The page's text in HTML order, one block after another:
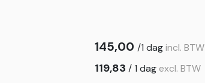
145,00 /1 dagincl. BTW
119,83 /1 dag excl. BTW